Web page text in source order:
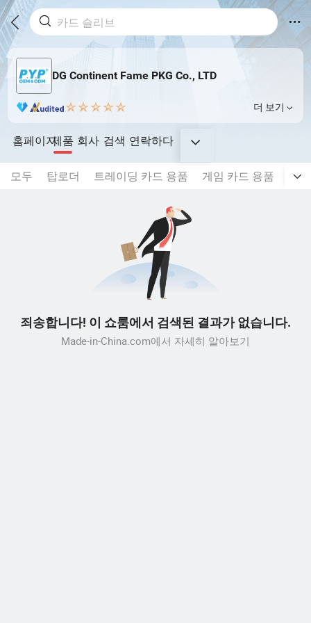
DG Continent Fame PKG Co., LTD
더 보기
홈페이지제품 회사 검색 연락하다
모두 탑로더 트레이딩 카드 용품 게임 카드 용품 등
죄송합니다! 이 쇼룸에서 검색된 결과가 없습니다.
Made-in-China.com에서 자세히 알아보기